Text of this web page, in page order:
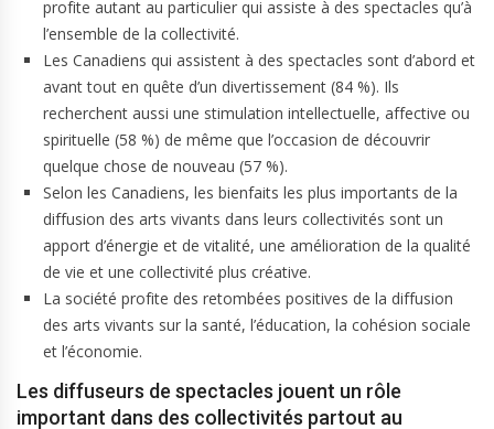
profite autant au particulier qui assiste à des spectacles qu’à
l’ensemble de la collectivité.
Les Canadiens qui assistent à des spectacles sont d’abord et
avant tout en quête d’un divertissement (84 %). Ils
recherchent aussi une stimulation intellectuelle, affective ou
spirituelle (58 %) de même que l’occasion de découvrir
quelque chose de nouveau (57 %).
Selon les Canadiens, les bienfaits les plus importants de la
diffusion des arts vivants dans leurs collectivités sont un
apport d’énergie et de vitalité, une amélioration de la qualité
de vie et une collectivité plus créative.
La société profite des retombées positives de la diffusion
des arts vivants sur la santé, l’éducation, la cohésion sociale
et l’économie.
Les diffuseurs de spectacles jouent un rôle
important dans des collectivités partout au